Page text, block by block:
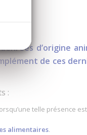
d’origine
de ces
:
telle présence
alimentaires.